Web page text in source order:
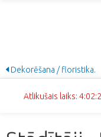
Dekorēšana / floristika.
Atlikušais laiks: